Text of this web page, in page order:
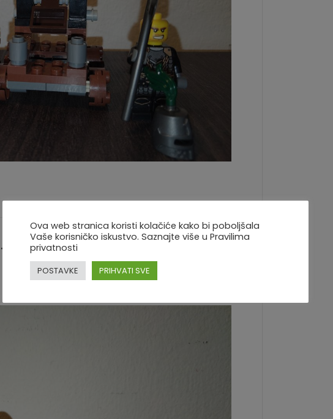
Ova web stranica koristi kolačiće kako bi poboljšala
Vaše korisničko iskustvo. Saznajte više u Pravilima
privatnosti
POSTAVKE PRIHVATI SVE